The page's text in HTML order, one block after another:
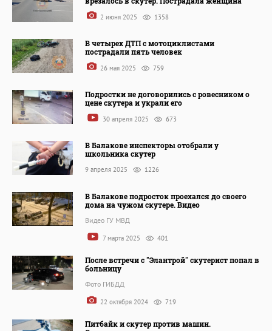
2 июня 2025 1358
В четырех ДТП с мотоциклистами
пострадали пять человек
26 мая 2025 759
Подростки не договорились с ровесником о
цене скутера и украли его
30 апреля 2025 673
В Балакове инспекторы отобрали у
школьника скутер
9 апреля 2025 1226
В Балакове подросток проехался до своего
дома на чужом скутере. Видео
Видео ГУ МВД
7 марта 2025 401
После встречи с "Элантрой" скутерист попал в
больницу
Фото ГИБДД
22 октября 2024 719
Питбайк и скутер против машин.